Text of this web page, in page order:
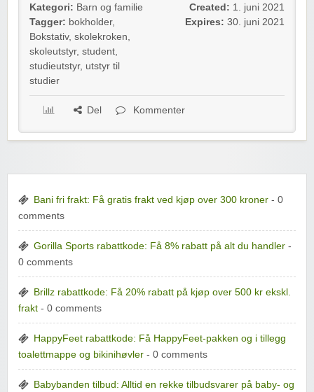
Kategori: Barn og familie
Tagger: bokholder,
Bokstativ, skolekroken,
skoleutstyr, student,
studieutstyr, utstyr til
studier
Created: 1. juni 2021
Expires: 30. juni 2021
Del Kommenter
Bani fri frakt: Få gratis frakt ved kjøp over 300 kroner - 0
comments
Gorilla Sports rabattkode: Få 8% rabatt på alt du handler -
0 comments
Brillz rabattkode: Få 20% rabatt på kjøp over 500 kr ekskl.
frakt - 0 comments
HappyFeet rabattkode: Få HappyFeet-pakken og i tillegg
toalettmappe og bikinihøvler - 0 comments
Babybanden tilbud: Alltid en rekke tilbudsvarer på baby- og